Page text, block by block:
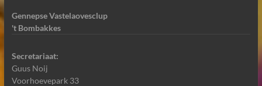
Gennepse Vastelaovesclup
't Bombakkes
Secretariaat:
Guus Noij
Voorhoevepark 33